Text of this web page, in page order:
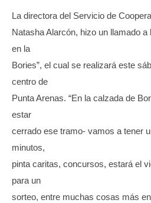
La directora del Servicio de
Natasha Alarcón, hizo un llamado
en la
Bories”, el cual se realizará este
centro de
Punta Arenas. “En la calzada de
estar
cerrado ese tramo- vamos a tener
minutos,
pinta caritas, concursos, estará el
para un
sorteo, entre muchas cosas más